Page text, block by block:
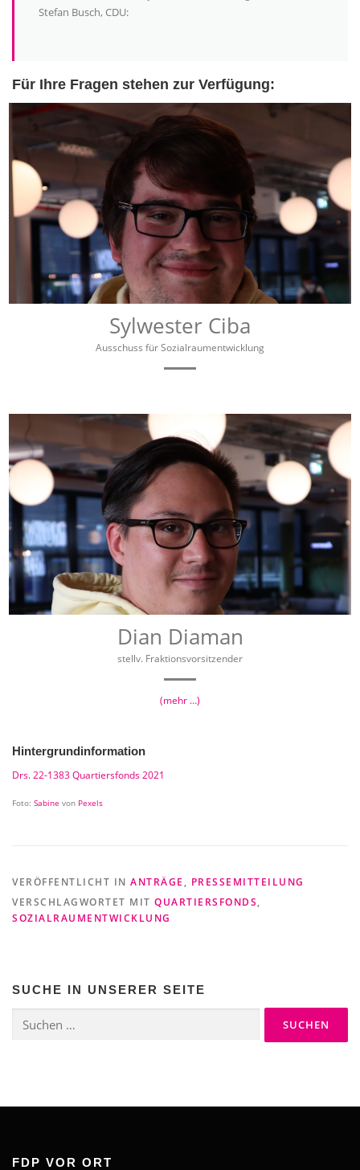
Stefan Busch, CDU:
Für Ihre Fragen stehen zur Verfügung:
Sylwester Ciba
Ausschuss für Sozialraumentwicklung
Dian Diaman
stellv. Fraktionsvorsitzender
(mehr …)
Hintergrundinformation
Drs. 22-1383 Quartiersfonds 2021
Foto: Sabine von Pexels
VERÖFFENTLICHT IN ANTRÄGE , PRESSEMITTEILUNG
VERSCHLAGWORTET MIT QUARTIERSFONDS,
SOZIALRAUMENTWICKLUNG
SUCHE IN UNSERER SEITE
nach:
FDP VOR ORT